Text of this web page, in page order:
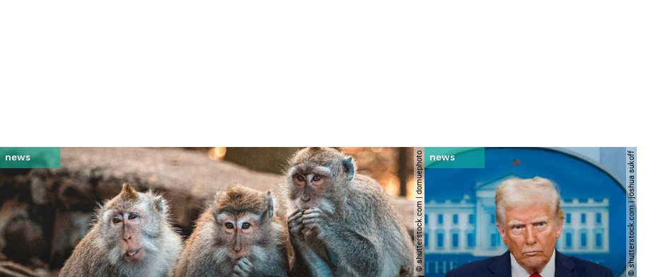
© shutterstock.com | domuephoto © shutterstock.com | joshua sukoff